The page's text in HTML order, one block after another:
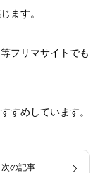
ます。
フリマサイトでも
すめしています。
次の記事